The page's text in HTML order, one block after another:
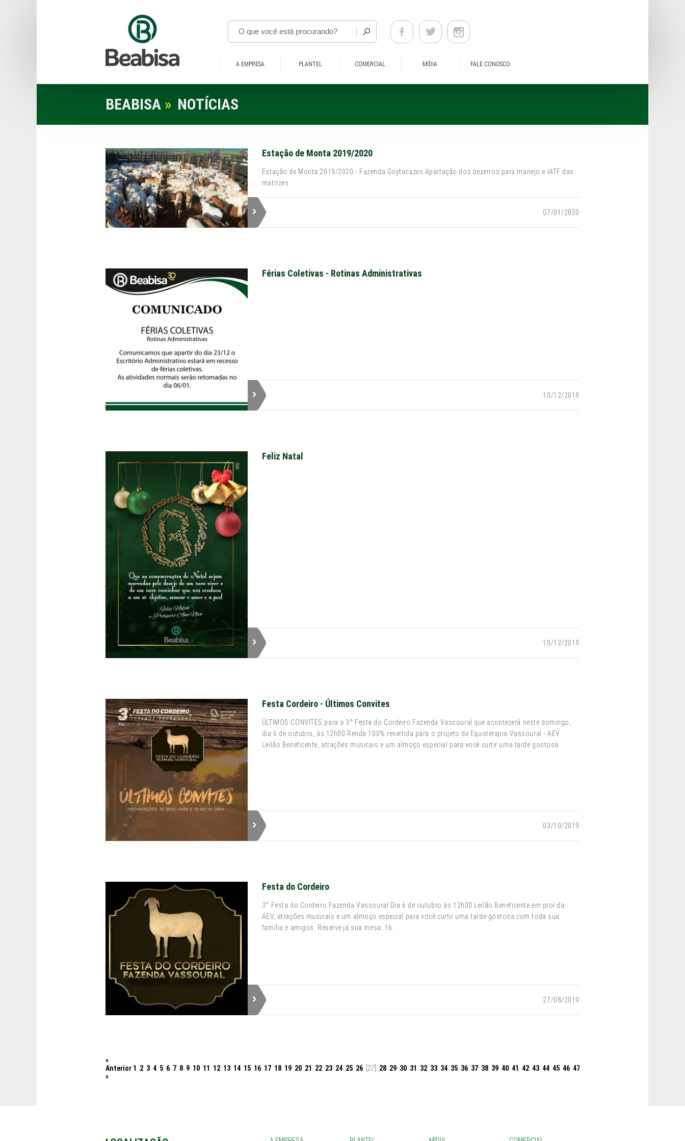
A EMPRESA PLANTEL COMERCIAL MÍDIA FALE CONOSCO
BEABISA » NOTÍCIAS
Estação de Monta 2019/2020
Estação de Monta 2019/2020 - Fazenda Goytacazes Apartação dos bezerros para manejo e IATF das
matrizes.
07/01/2020
Férias Coletivas - Rotinas Administrativas
10/12/2019
Feliz Natal
10/12/2019
Festa Cordeiro - Últimos Convites
ÚLTIMOS CONVITES para a 3° Festa do Cordeiro Fazenda Vassoural que acontecerá neste domingo,
dia 6 de outubro, às 12h00 Renda 100% revertida para o projeto de Equoterapia Vassoural - AEV
Leilão Beneficente, atrações musicais e um almoço especial para você curtir uma tarde gostosa...
03/10/2019
Festa do Cordeiro
3° Festa do Cordeiro Fazenda Vassoural Dia 6 de outubro às 12h00 Leilão Beneficente em prol da
AEV, atrações musicais e um almoço especial para você curtir uma tarde gostosa com toda sua
família e amigos. Reserve já sua mesa: 16...
27/08/2019
«
Anterior 1 2 3 4 5 6 7 8 9 10 11 12 13 14 15 16 17 18 19 20 21 22 23 24 25 26 [27] 28 29 30 31 32 33 34 35 36 37 38 39 40 41 42 43 44 45 46 47
»